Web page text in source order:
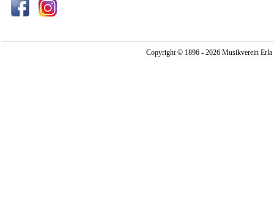
Copyright © 1896 - 2026 Musikverein Erla